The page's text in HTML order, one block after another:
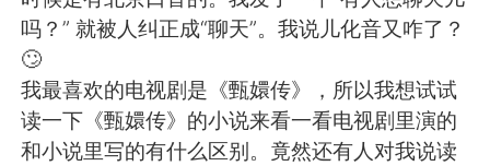
Español العربية
Français Deutsch
日本語 한국어
吗？” 就被人纠正成“聊天”。我说儿化音又咋了？
🙄
我最喜欢的电视剧是《甄嬛传》，所以我想试试
读一下《甄嬛传》的小说来看一看电视剧里演的
和小说里写的有什么区别。竟然还有人对我说读